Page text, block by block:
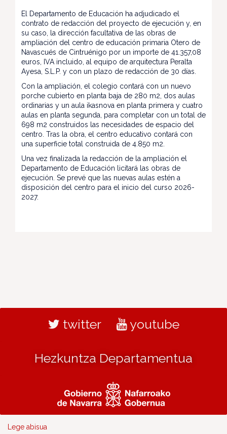
El Departamento de Educación ha adjudicado el
contrato de redacción del proyecto de ejecución y, en
su caso, la dirección facultativa de las obras de
ampliación del centro de educación primaria Otero de
Navascués de Cintruénigo por un importe de 41.357,08
euros, IVA incluido, al equipo de arquitectura Peralta
Ayesa, S.L.P. y con un plazo de redacción de 30 días.
Con la ampliación, el colegio contará con un nuevo
porche cubierto en planta baja de 280 m2, dos aulas
ordinarias y un aula ikasnova en planta primera y cuatro
aulas en planta segunda, para completar con un total de
698 m2 construidos las necesidades de espacio del
centro. Tras la obra, el centro educativo contará con
una superficie total construida de 4.850 m2.
Una vez finalizada la redacción de la ampliación el
Departamento de Educación licitará las obras de
ejecución. Se prevé que las nuevas aulas estén a
disposición del centro para el inicio del curso 2026-
2027.
twitter youtube
Hezkuntza Departamentua
Lege abisua